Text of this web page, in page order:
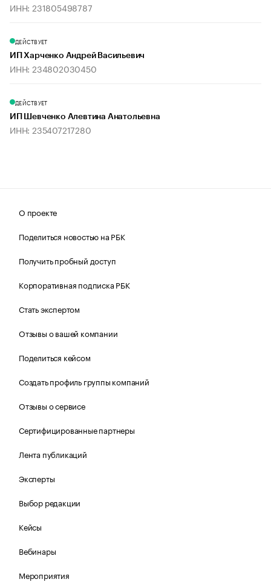
ИНН: 231805498787
ДЕЙСТВУЕТ
ИП Харченко Андрей Васильевич
ИНН: 234802030450
ДЕЙСТВУЕТ
ИП Шевченко Алевтина Анатольевна
ИНН: 235407217280
О проекте
Поделиться новостью на РБК
Получить пробный доступ
Корпоративная подписка РБК
Стать экспертом
Отзывы о вашей компании
Поделиться кейсом
Создать профиль группы компаний
Отзывы о сервисе
Сертифицированные партнеры
Лента публикаций
Эксперты
Выбор редакции
Кейсы
Вебинары
Мероприятия